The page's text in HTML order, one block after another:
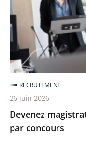
administratif
par
concours
Devenez
par concours
RECRUTEMENT
26 juin 2026